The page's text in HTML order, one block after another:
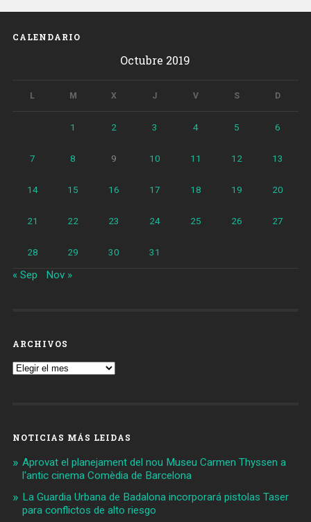
CALENDARIO
Octubre 2019
L M X J V S D
1 2 3 4 5 6
7 8 9 10 11 12 13
14 15 16 17 18 19 20
21 22 23 24 25 26 27
28 29 30 31
« Sep Nov »
ARCHIVOS
Archivos
NOTICIAS MÁS LEIDAS
Aprovat el planejament del nou Museu Carmen Thyssen a
l'antic cinema Comèdia de Barcelona
La Guardia Urbana de Badalona incorporará pistolas Taser
para conflictos de alto riesgo